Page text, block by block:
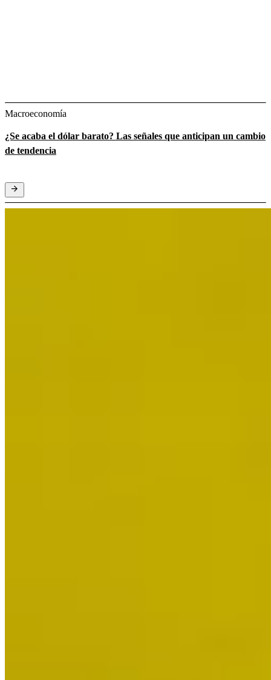
Macroeconomía
¿Se acaba el dólar barato? Las señales que anticipan un cambio
de tendencia